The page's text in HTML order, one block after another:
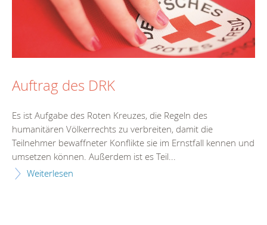
Auftrag des DRK
Es ist Aufgabe des Roten Kreuzes, die Regeln des
humanitären Völkerrechts zu verbreiten, damit die
Teilnehmer bewaffneter Konflikte sie im Ernstfall kennen und
umsetzen können. Außerdem ist es Teil...
Weiterlesen